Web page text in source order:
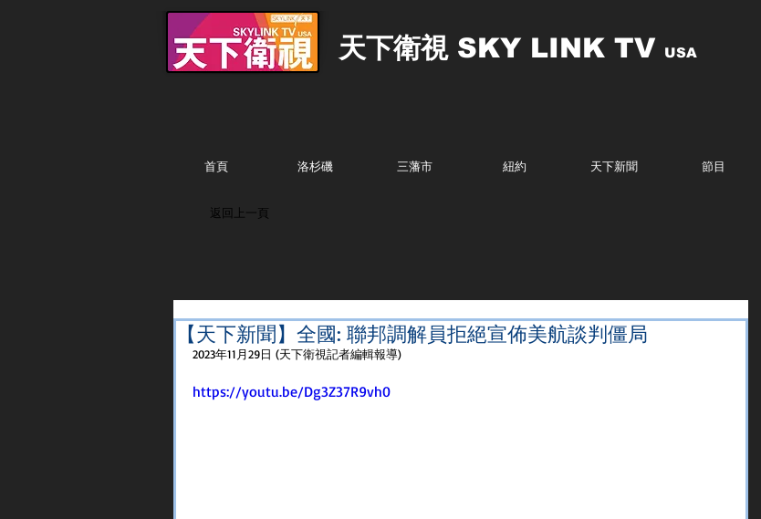
天下衛視SKY LINK TV USA
首頁 洛杉磯 三藩市 紐約 天下新聞 節目
返回上一頁
【天下新聞】全國: 聯邦調解員拒絕宣佈美航談判僵局
2023年11月29日 (天下衛視記者編輯報導)
https://youtu.be/Dg3Z37R9vh0